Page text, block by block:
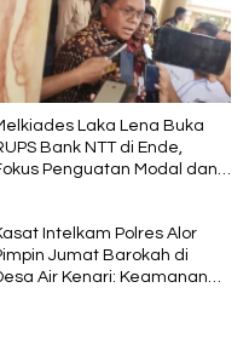
Laka Lena Buka
Bank NTT di Ende,
Penguatan Modal dan
Intelkam Polres Alor
Jumat Barokah di
Air Kenari: Keamanan